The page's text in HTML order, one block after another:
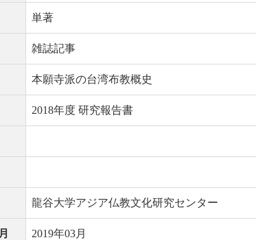
単著
雑誌記事
本願寺派の台湾布教概史
2018年度 研究報告書
龍谷大学アジア仏教文化研究センター
2019年03月